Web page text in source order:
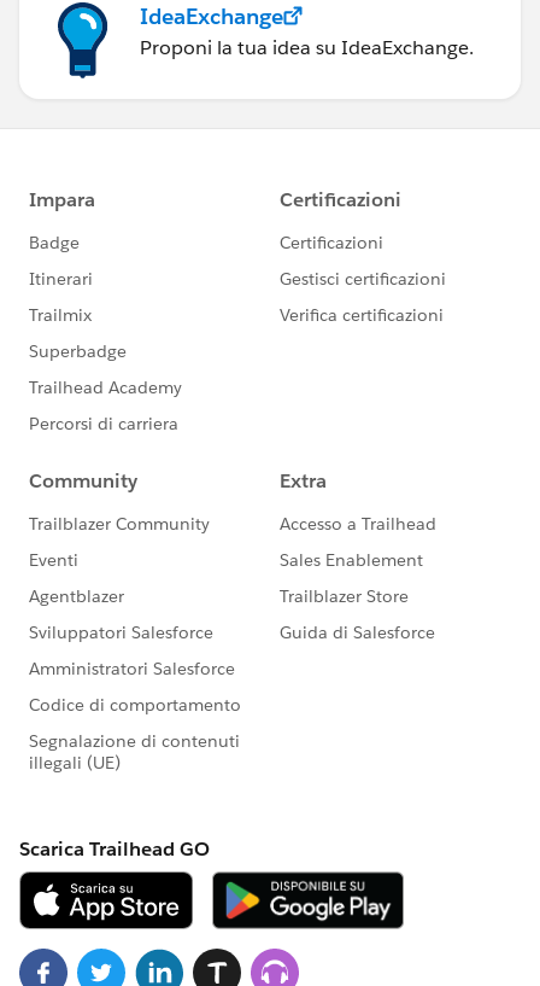
IdeaExchange
Proponi la tua idea su IdeaExchange.